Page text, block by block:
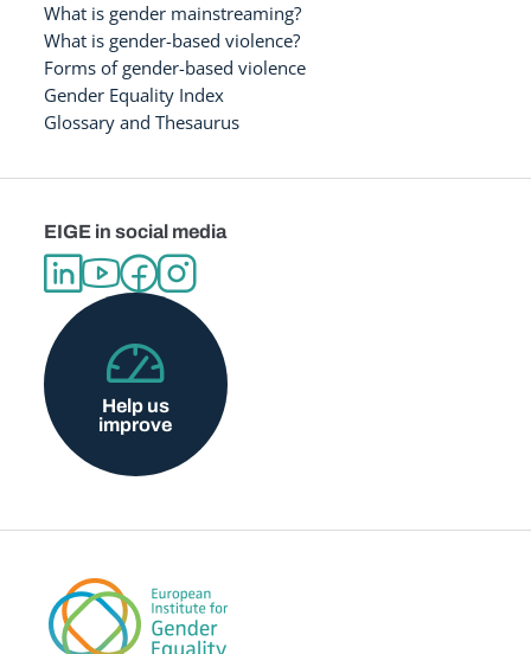
What is gender mainstreaming?
What is gender-based violence?
Forms of gender-based violence
Gender Equality Index
Glossary and Thesaurus
EIGE in social media
Help us
improve